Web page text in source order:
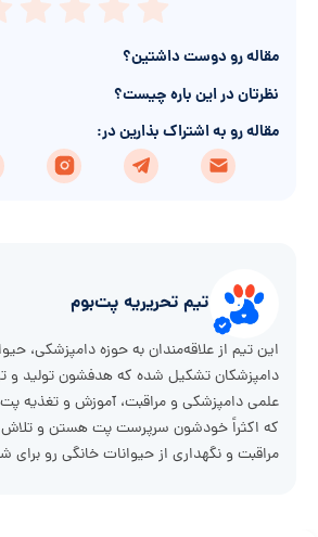
مقاله رو دوست داشتین؟
نظرتان در این باره چیست؟
مقاله رو به اشتراک بذارین در:
تیم تحریریه پت‌بوم
این تیم از علاقه‌مندان به حوزه دامپزشکی،
دامپزشکان تشکیل شده که هدفشون تولید و
علمی دامپزشکی و مراقبت، آموزش و تغذیه
که اکثراً خودشون سرپرست پت هستن و تلاش
مراقبت و نگهداری از حیوانات خانگی رو برای